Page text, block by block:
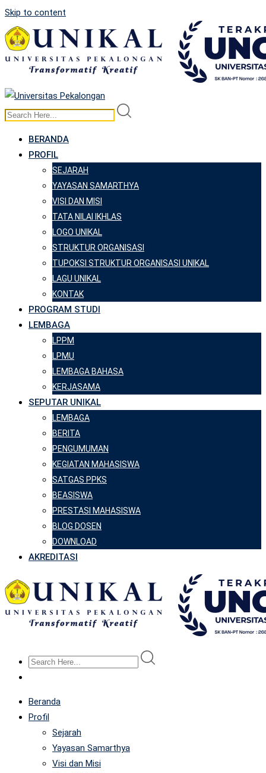
Skip to content
BERANDA
PROFIL
SEJARAH
YAYASAN SAMARTHYA
VISI DAN MISI
TATA NILAI IKHLAS
LOGO UNIKAL
STRUKTUR ORGANISASI
TUPOKSI STRUKTUR ORGANISASI UNIKAL
LAGU UNIKAL
KONTAK
PROGRAM STUDI
LEMBAGA
LPPM
LPMU
LEMBAGA BAHASA
KERJASAMA
SEPUTAR UNIKAL
LEMBAGA
BERITA
PENGUMUMAN
KEGIATAN MAHASISWA
SATGAS PPKS
BEASISWA
PRESTASI MAHASISWA
BLOG DOSEN
DOWNLOAD
AKREDITASI
Beranda
Profil
Sejarah
Yayasan Samarthya
Visi dan Misi